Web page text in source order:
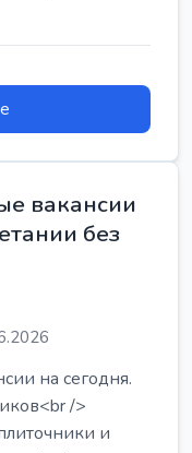
вакансии
без
на сегодня.
/>
и